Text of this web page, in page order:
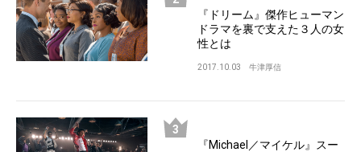
『ドリーム』傑作ヒューマン
ドラマを裏で支えた３人の女
性とは
2017.10.03 牛津厚信
『Michael／マイケル』スー